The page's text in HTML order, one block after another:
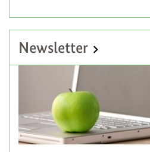
Newsletter